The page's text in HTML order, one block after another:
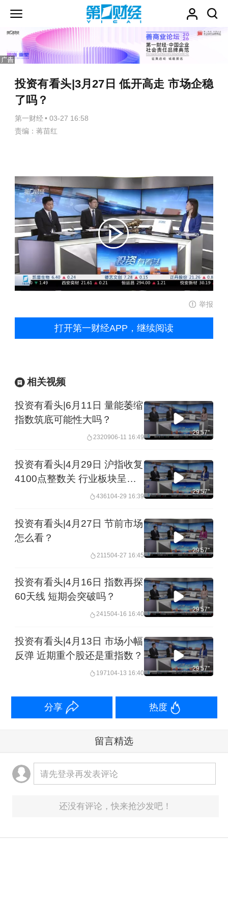
投资有看头|3月27日 低开高走 市场企稳
了吗？
第一财经 • 03-27 16:58
责编：蒋苗红
举报
打开第一财经APP，继续阅读
相关视频
投资有看头|6月11日 量能萎缩
指数筑底可能性大吗？
2320906-11 16:49
29'57''
投资有看头|4月29日 沪指收复
4100点整数关 行业板块呈现
436104-29 16:39
29'57''
投资有看头|4月27日 节前市场
怎么看？
211504-27 16:45
29'57''
投资有看头|4月16日 指数再探
60天线 短期会突破吗？
241504-16 16:40
29'57''
投资有看头|4月13日 市场小幅
反弹 近期重个股还是重指数？
197104-13 16:40
29'57''
分享 热度
留言精选
请先登录再发表评论
还没有评论，快来抢沙发吧！